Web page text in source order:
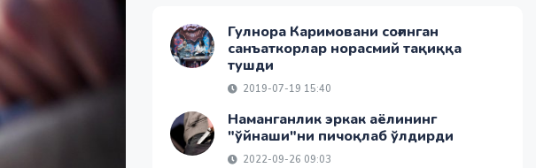
Гулнора Каримовани соғинган
санъаткорлар норасмий тақиққа
тушди
2019-07-19 15:40
Наманганлик эркак аёлининг
"ўйнаши"ни пичоқлаб ўлдирди
2022-09-26 09:03